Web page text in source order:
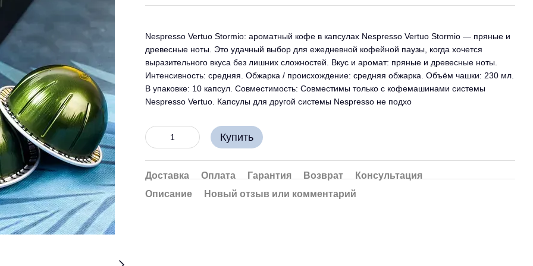
Nespresso Vertuo Stormio: ароматный кофе в капсулах Nespresso Vertuo Stormio — пряные и
древесные ноты. Это удачный выбор для ежедневной кофейной паузы, когда хочется
выразительного вкуса без лишних сложностей. Вкус и аромат: пряные и древесные ноты.
Интенсивность: средняя. Обжарка / происхождение: средняя обжарка. Объём чашки: 230 мл.
В упаковке: 10 капсул. Совместимость: Совместимы только с кофемашинами системы
Nespresso Vertuo. Капсулы для другой системы Nespresso не подхо
Купить
Доставка Оплата Гарантия Возврат
Консультация
Описание
Новый отзыв или комментарий